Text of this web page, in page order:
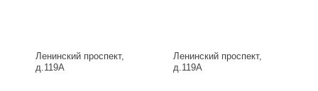
Ленинский проспект,
д.119А
Ленинский проспект,
д.119А